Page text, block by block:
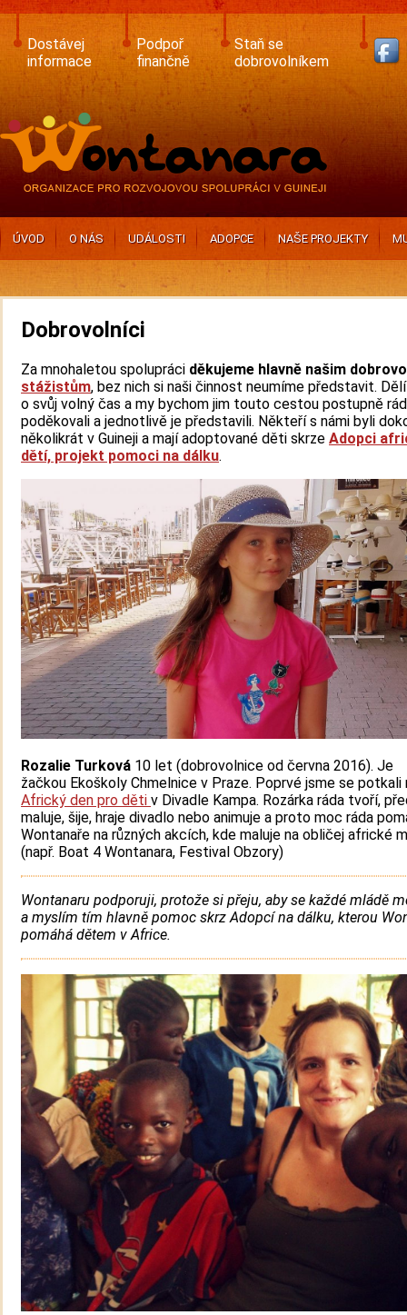
Skip
main
content
Dostávej
informace
Podpoř
finančně
Staň se
dobrovolníkem
ÚVOD O NÁS UDÁLOSTI ADOPCE NAŠE PROJEKTY
Dobrovolníci
Za mnohaletou spolupráci děkujeme hlavně našim
stážistům, bez nich si naši činnost neumíme představit.
o svůj volný čas a my bychom jim touto cestou postupně
poděkovali a jednotlivě je představili. Někteří s námi byli
několikrát v Guineji a mají adoptované děti skrze Adopci
dětí, projekt pomoci na dálku.
Rozalie Turková 10 let (dobrovolnice od června 2016). Je
žačkou Ekoškoly Chmelnice v Praze. Poprvé jsme se potkali
Africký den pro děti v Divadle Kampa. Rozárka ráda tvoří,
maluje, šije, hraje divadlo nebo animuje a proto moc ráda
Wontanaře na různých akcích, kde maluje na obličej africké
(např. Boat 4 Wontanara, Festival Obzory)
Wontanaru podporuji, protože si přeju, aby se každé mládě
a myslím tím hlavně pomoc skrz Adopcí na dálku, kterou
pomáhá dětem v Africe.